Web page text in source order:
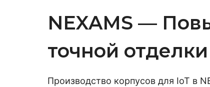
NEXAMS —
точной
Производство корпусов для IoT в